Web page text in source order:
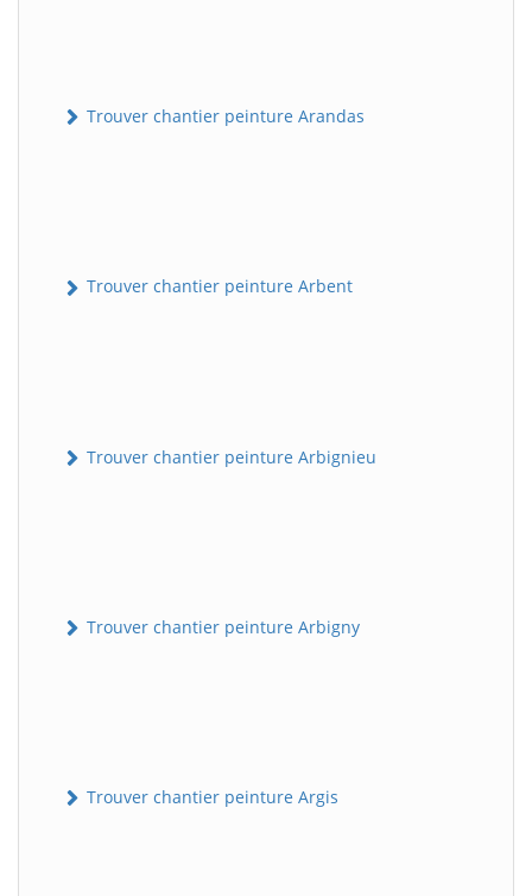
Trouver chantier peinture Arandas
Trouver chantier peinture Arbent
Trouver chantier peinture Arbignieu
Trouver chantier peinture Arbigny
Trouver chantier peinture Argis